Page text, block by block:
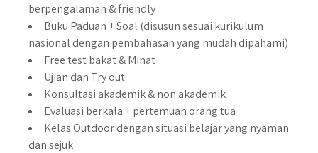
berpengalaman & friendly
Buku Paduan + Soal (disusun sesuai kurikulum
nasional dengan pembahasan yang mudah dipahami)
Free test bakat & Minat
Ujian dan Try out
Konsultasi akademik & non akademik
Evaluasi berkala + pertemuan orang tua
Kelas Outdoor dengan situasi belajar yang nyaman
dan sejuk